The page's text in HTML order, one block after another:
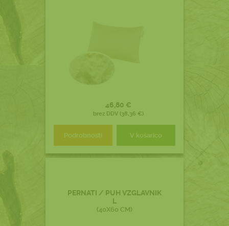
46,80 €
brez DDV (38,36 €)
Podrobnosti V košarico
PERNATI / PUH VZGLAVNIK
L
(40X60 CM)